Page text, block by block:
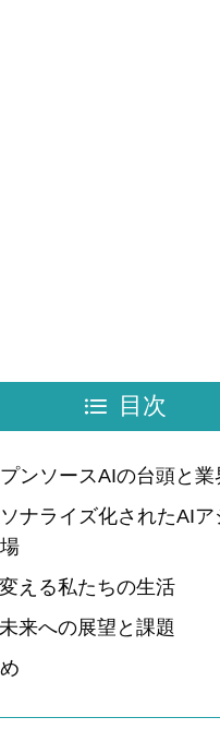
目次
ンソースAIの台頭と
ナライズ化されたAIア
える私たちの生活
来への展望と課題